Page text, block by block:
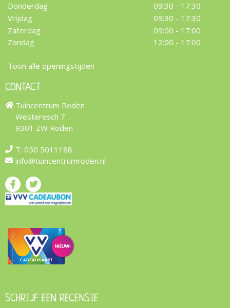
Donderdag
09:30 - 17:30
Vrijdag
09:30 - 17:30
Zaterdag
09:00 - 17:00
Zondag
12:00 - 17:00
Toon alle openingstijden
CONTACT
Tuincentrum Roden
Westeresch 7
9301 ZW Roden
T: 050 5011188
info@tuincentrumroden.nl
SCHRIJF EEN RECENSIE